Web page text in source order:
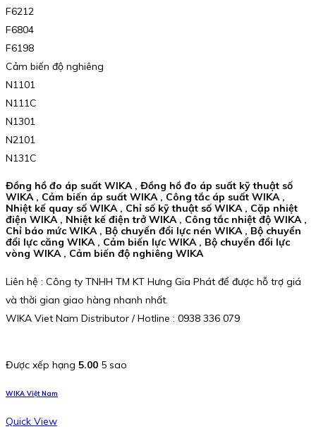
F6212
F6804
F6198
Cảm biến độ nghiêng
N1101
N111C
N1301
N2101
N131C
Đồng hồ đo áp suất WIKA , Đồng hồ đo áp suất kỹ thuật số
WIKA , Cảm biến áp suất WIKA , Công tắc áp suất WIKA ,
Nhiệt kế quay số WIKA , Chỉ số kỹ thuật số WIKA , Cặp nhiệt
điện WIKA , Nhiệt kế điện trở WIKA , Công tắc nhiệt độ WIKA ,
Chỉ báo mức WIKA , Bộ chuyển đổi lực nén WIKA , Bộ chuyển
đổi lực căng WIKA , Cảm biến lực WIKA , Bộ chuyển đổi lực
vòng WIKA , Cảm biến độ nghiêng WIKA
Liên hệ : Công ty TNHH TM KT Hưng Gia Phát để được hỗ trợ giá
và thời gian giao hàng nhanh nhất.
WIKA Viet Nam Distributor / Hotline : 0938 336 079
Được xếp hạng 5.00 5 sao
WIKA Việt Nam
Quick View